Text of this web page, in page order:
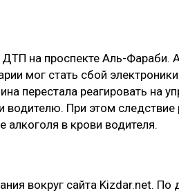
на проспекте Аль-Фараби.
мог стать сбой
перестала реагировать на
При этом следствие
алкоголя в крови водителя.
вокруг сайта Kizdar.net. По